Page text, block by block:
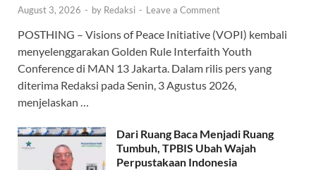
August 3, 2026 - by Redaksi - Leave a Comment
POSTHING – Visions of Peace Initiative (VOPI) kembali
menyelenggarakan Golden Rule Interfaith Youth
Conference di MAN 13 Jakarta. Dalam rilis pers yang
diterima Redaksi pada Senin, 3 Agustus 2026,
menjelaskan …
Dari Ruang Baca Menjadi Ruang
Tumbuh, TPBIS Ubah Wajah
Perpustakaan Indonesia